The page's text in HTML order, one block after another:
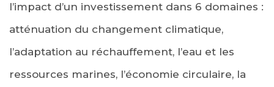
l’impact d’un investissement dans 6 domaines :
atténuation du changement climatique,
l’adaptation au réchauffement, l’eau et les
ressources marines, l’économie circulaire, la